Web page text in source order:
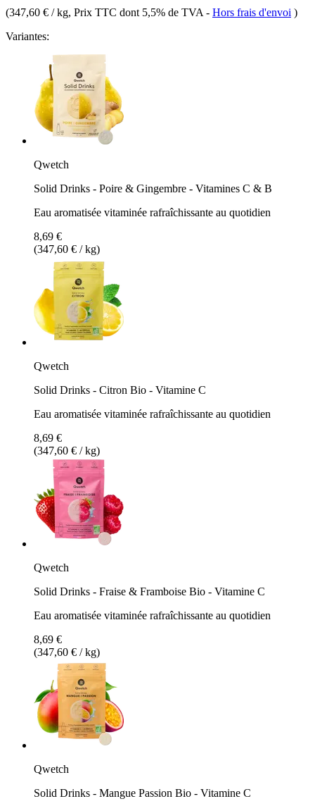
(347,60 € / kg, Prix TTC dont 5,5% de TVA - Hors frais d'envoi )
Variantes:
Qwetch
Solid Drinks - Poire & Gingembre - Vitamines C & B
Eau aromatisée vitaminée rafraîchissante au quotidien
8,69 €
(347,60 € / kg)
Qwetch
Solid Drinks - Citron Bio - Vitamine C
Eau aromatisée vitaminée rafraîchissante au quotidien
8,69 €
(347,60 € / kg)
Qwetch
Solid Drinks - Fraise & Framboise Bio - Vitamine C
Eau aromatisée vitaminée rafraîchissante au quotidien
8,69 €
(347,60 € / kg)
Qwetch
Solid Drinks - Mangue Passion Bio - Vitamine C